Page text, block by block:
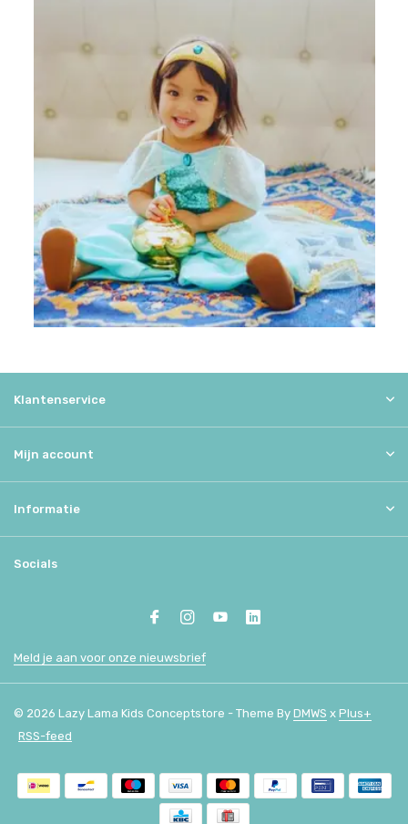
Klantenservice
Mijn account
Informatie
Socials
Meld je aan voor onze nieuwsbrief
© 2026 Lazy Lama Kids Conceptstore - Theme By DMWS x Plus+
RSS-feed